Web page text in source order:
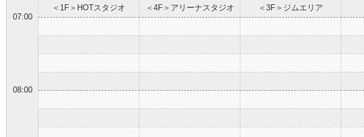
＜1F＞HOTスタジオ ＜4F＞アリーナスタジオ ＜3F＞ジムエリア
07:00
08:00